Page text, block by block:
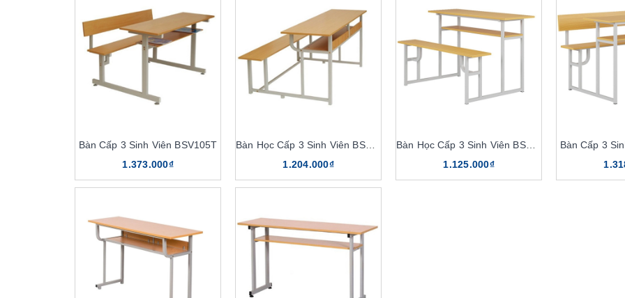
Bàn Cấp 3 Sinh Viên BSV105T
1.373.000₫
Bàn Học Cấp 3 Sinh Viên BSV107
1.204.000₫
Bàn Học Cấp 3 Sinh Viên BSV108
1.125.000₫
Bàn Cấp 3